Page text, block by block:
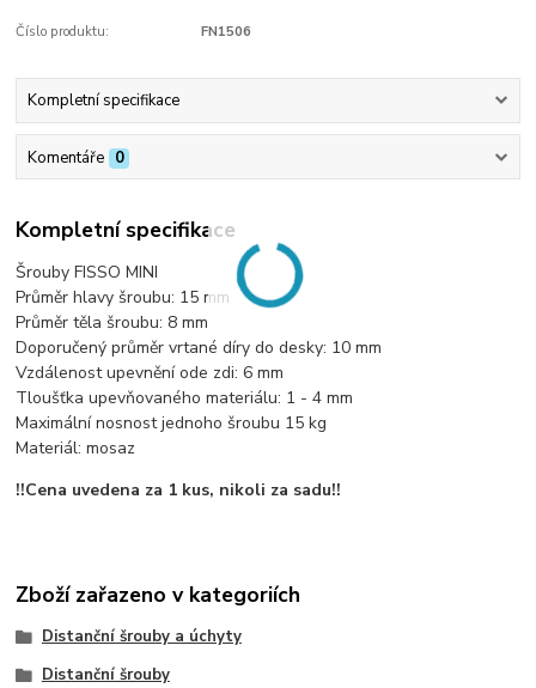
Číslo produktu: FN1506
Kompletní specifikace
Komentáře 0
Kompletní specifikace
Šrouby FISSO MINI
Průměr hlavy šroubu: 15 mm
Průměr těla šroubu: 8 mm
Doporučený průměr vrtané díry do desky: 10 mm
Vzdálenost upevnění ode zdi: 6 mm
Tloušťka upevňovaného materiálu: 1 - 4 mm
Maximální nosnost jednoho šroubu 15 kg
Materiál: mosaz
!!Cena uvedena za 1 kus, nikoli za sadu!!
Zboží zařazeno v kategoriích
Distanční šrouby a úchyty
Distanční šrouby